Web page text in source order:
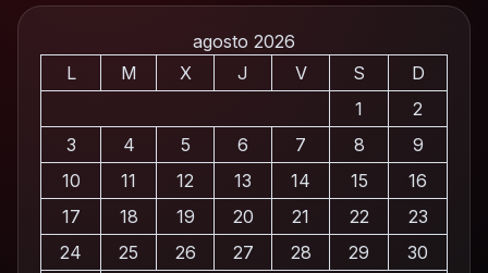
agosto 2026
L
M X J V S
D
1
2
3
4 5 6 7 8
9
10
11 12 13 14 15
16
17
18 19 20 21 22
23
24
25 26 27 28 29
30